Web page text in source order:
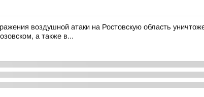
воздушной атаки на Ростовскую область
а также в...